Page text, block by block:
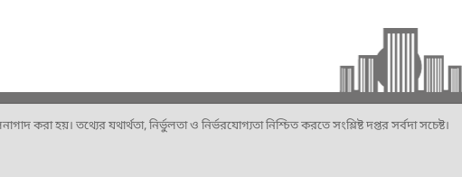
করা হয়। তথ্যের যথার্থতা, নির্ভুলতা ও নির্ভরযোগ্যতা নিশ্চিত করতে সংশ্লিষ্ট দপ্তর সর্বদা সচেষ্ট।